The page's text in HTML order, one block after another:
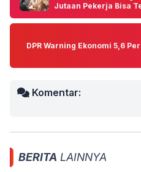
Jutaan Pekerja Bisa
DPR Warning Ekonomi 5,6
Komentar:
BERITA LAINNYA